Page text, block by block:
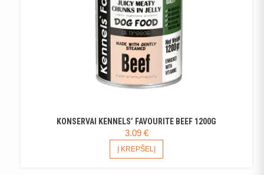
PAGE
KONSERVAI KENNELS’ FAVOURITE BEEF 1200G
3.09 €
Į KREPŠELĮ